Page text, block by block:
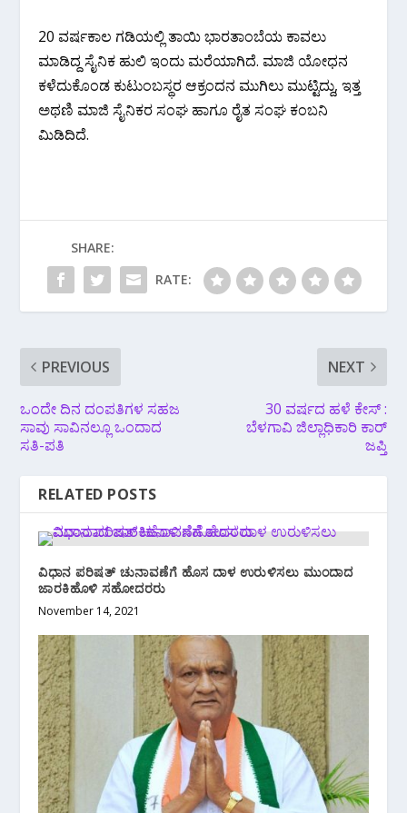
20 ವರ್ಷಕಾಲ ಗಡಿಯಲ್ಲಿ ತಾಯಿ ಭಾರತಾಂಬೆಯ ಕಾವಲು
ಮಾಡಿದ್ದ ಸೈನಿಕ ಹುಲಿ ಇಂದು ಮರೆಯಾಗಿದೆ. ಮಾಜಿ ಯೋಧನ
ಕಳೆದುಕೊಂಡ ಕುಟುಂಬಸ್ಥರ ಆಕ್ರಂದನ ಮುಗಿಲು ಮುಟ್ಟಿದ್ದು, ಇತ್ತ
ಅಥಣಿ ಮಾಜಿ ಸೈನಿಕರ ಸಂಘ ಹಾಗೂ ರೈತ ಸಂಘ ಕಂಬನಿ
ಮಿಡಿದಿದೆ.
SHARE:
RATE:
PREVIOUS
ಒಂದೇ ದಿನ ದಂಪತಿಗಳ ಸಹಜ
ಸಾವು ಸಾವಿನಲ್ಲೂ ಒಂದಾದ
ಸತಿ-ಪತಿ
NEXT
30 ವರ್ಷದ ಹಳೆ ಕೇಸ್ :
ಬೆಳಗಾವಿ ಜಿಲ್ಲಾಧಿಕಾರಿ ಕಾರ್
ಜಪ್ತಿ
RELATED POSTS
ವಿಧಾನ ಪರಿಷತ್ ಚುನಾವಣೆಗೆ ಹೊಸ ದಾಳ ಉರುಳಿಸಲು ಮುಂದಾದ
ಜಾರಕಿಹೊಳಿ ಸಹೋದರರು
November 14, 2021